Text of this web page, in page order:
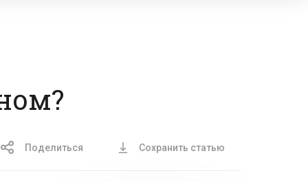
Поделиться Сохранить статью